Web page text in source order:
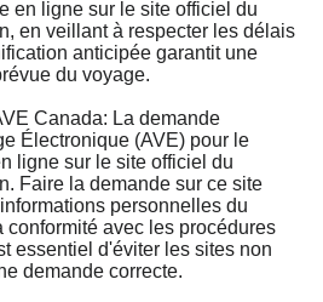
en ligne sur le site officiel du
en veillant à respecter les délais
anticipée garantit une
du voyage.
Canada: La demande
Électronique (AVE) pour le
ligne sur le site officiel du
Faire la demande sur ce site
personnelles du
conformité avec les procédures
essentiel d'éviter les sites non
demande correcte.